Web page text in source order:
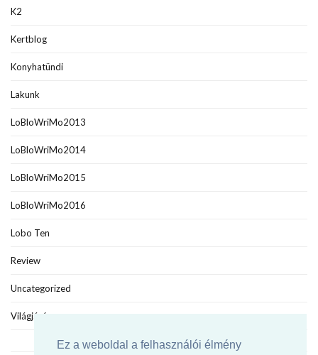
Ez a weboldal a felhasználói élmény
K2
Kertblog
Konyhatündi
Lakunk
LoBloWriMo2013
LoBloWriMo2014
LoBloWriMo2015
LoBloWriMo2016
Lobo Ten
Review
Uncategorized
Világjáró